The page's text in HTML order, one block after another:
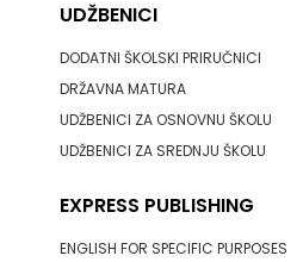
NAKLADA
SLAP
UDŽBENICI
DODATNI ŠKOLSKI PRIRUČNICI
DRŽAVNA MATURA
UDŽBENICI ZA OSNOVNU ŠKOLU
UDŽBENICI ZA SREDNJU ŠKOLU
EXPRESS PUBLISHING
ENGLISH FOR SPECIFIC PURPOSES